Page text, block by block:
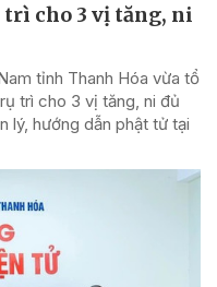
cho 3 vị tăng, ni
tỉnh Thanh Hóa vừa tổ
trì cho 3 vị tăng, ni đủ
lý, hướng dẫn phật tử tại